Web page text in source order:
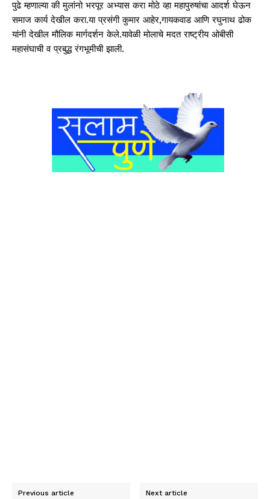
पुढे म्हणाल्या की मुलांनो भरपूर अभ्यास करा मोठे व्हा महापुरुषांचा आदर्श घेऊन
समाज कार्य देखील करा.या प्रसंगी कुमार आहेर,गायकवाड आणि रघुनाथ ढोक
यांनी देखील मौलिक मार्गदर्शन केले.यावेळी मोलाचे मदत राष्ट्रीय ओबीसी
महासंघाची व प्रबुद्ध रंगभूमीची झाली.
Previous article Next article